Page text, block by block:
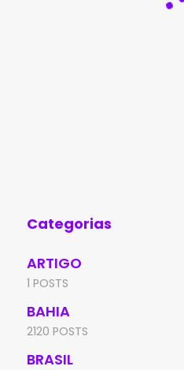
Categorias
ARTIGO
1 POSTS
BAHIA
2120 POSTS
BRASIL